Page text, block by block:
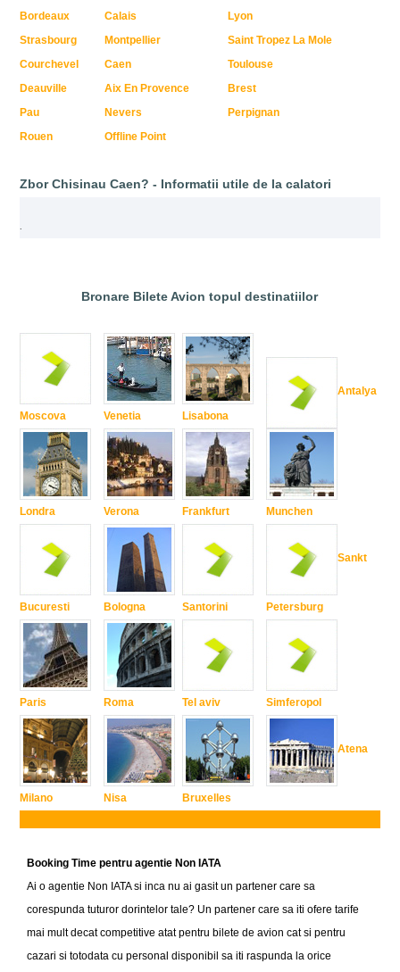
Bordeaux
Calais
Lyon
Strasbourg
Montpellier
Saint Tropez La Mole
Courchevel
Caen
Toulouse
Deauville
Aix En Provence
Brest
Pau
Nevers
Perpignan
Rouen
Offline Point
Zbor Chisinau Caen? - Informatii utile de la calatori
.
Bronare Bilete Avion topul destinatiilor
Moscova
Londra
Bucuresti
Paris
Milano
Venetia
Verona
Bologna
Roma
Nisa
Lisabona
Frankfurt
Santorini
Tel aviv
Bruxelles
Antalya
Munchen
Sankt
Petersburg
Simferopol
Atena
Booking Time pentru agentie Non IATA
Ai o agentie Non IATA si inca nu ai gasit un partener care sa
corespunda tuturor dorintelor tale? Un partener care sa iti ofere tarife
mai mult decat competitive atat pentru bilete de avion cat si pentru
cazari si totodata cu personal disponibil sa iti raspunda la orice